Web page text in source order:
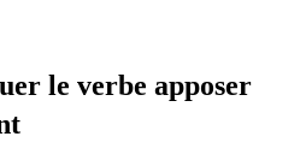
le verbe apposer